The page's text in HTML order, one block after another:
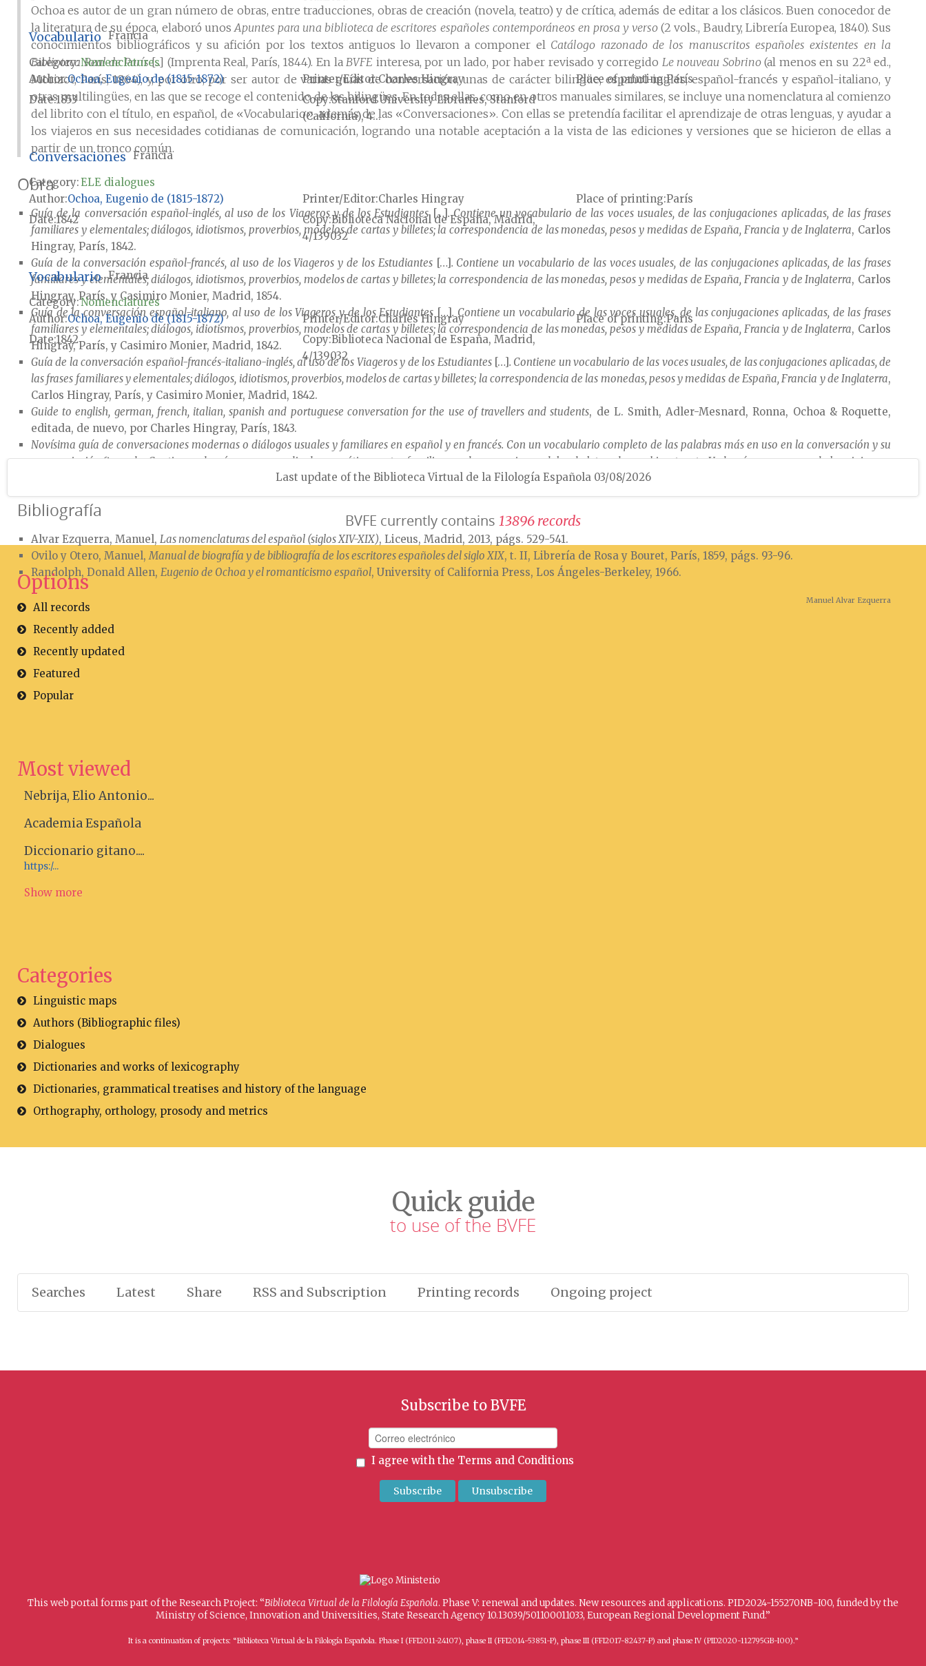
Ochoa es autor de un gran número de obras, entre traducciones, obras de creación (novela, teatro) y de crítica, además de editar a los clásicos. Buen conocedor de
la literatura de su época, elaboró unosApuntes para una biblioteca de escritores españoles contemporáneos en prosa y verso (2 vols., Baudry, Librería Europea, 1840). Sus
conocimientos bibliográficos y su afición por los textos antiguos lo llevaron a componer el Catálogo razonado de los manuscritos españoles existentes en la
Biblioteca Real de París[...] (Imprenta Real, París, 1844). En laBVFE interesa, por un lado, por haber revisado y corregido Le nouveau Sobrino(al menos en su 22ª ed.,
Morizot, París, 1864), y, por otro, por ser autor de varias guías de conversación, unas de carácter bilingüe, español-inglés, español-francés y español-italiano, y
otras multilingües, en las que se recoge el contenido de las bilingües. En todas ellas, como en otros manuales similares, se incluye una nomenclatura al comienzo
del librito con el título, en español, de «Vocabulario», además de las «Conversaciones». Con ellas se pretendía facilitar el aprendizaje de otras lenguas, y ayudar a
los viajeros en sus necesidades cotidianas de comunicación, logrando una notable aceptación a la vista de las ediciones y versiones que se hicieron de ellas a
partir de un tronco común.
Obra
Guía de la conversación español-inglés, al uso de los Viageros y de los Estudiantes[…]. Contiene un vocabulario de las voces usuales, de las conjugaciones aplicadas, de las frases
familiares y elementales; diálogos, idiotismos, proverbios, modelos de cartas y billetes; la correspondencia de las monedas, pesos y medidas de España, Francia y de Inglaterra, Carlos
Hingray, París, 1842.
Guía de la conversación español-francés, al uso de los Viageros y de los Estudiantes[…]. Contiene un vocabulario de las voces usuales, de las conjugaciones aplicadas, de las frases
familiares y elementales; diálogos, idiotismos, proverbios, modelos de cartas y billetes; la correspondencia de las monedas, pesos y medidas de España, Francia y de Inglaterra, Carlos
Hingray, París, y Casimiro Monier, Madrid, 1854.
Guía de la conversación español-italiano, al uso de los Viageros y de los Estudiantes […]. Contiene un vocabulario de las voces usuales, de las conjugaciones aplicadas, de las frases
familiares y elementales; diálogos, idiotismos, proverbios, modelos de cartas y billetes; la correspondencia de las monedas, pesos y medidas de España, Francia y de Inglaterra, Carlos
Hingray, París, y Casimiro Monier, Madrid, 1842.
Guía de la conversación español-francés-italiano-inglés, al uso de los Viageros y de los Estudiantes[…]. Contiene un vocabulario de las voces usuales, de las conjugaciones aplicadas, de
las frases familiares y elementales; diálogos, idiotismos, proverbios, modelos de cartas y billetes; la correspondencia de las monedas, pesos y medidas de España, Francia y de Inglaterra,
Carlos Hingray, París, y Casimiro Monier, Madrid, 1842.
Guide to english, german, french, italian, spanish and portuguese conversation for the use of travellers and students, de L. Smith, Adler-Mesnard, Ronna, Ochoa & Roquette,
editada, de nuevo, por Charles Hingray, París, 1843.
Novísima guía de conversaciones modernas o diálogos usuales y familiares en español y en francés. Con un vocabulario completo de las palabras más en uso en la conversación y su
pronunciación figurada. Contiene además un compendio de gramática, cartas familiares y de comercio, modelos de letras de cambio, etc., etc. Vademécum para uso de los viajeros y
personas que se dedican al estudio de ambas lenguas, Librería editorial de Bally-Ballière e hijos, París, s. f. [¿1900?].
Bibliografía
Alvar Ezquerra, Manuel, Las nomenclaturas del español (siglos XIV-XIX), Liceus, Madrid, 2013, págs. 529-541.
Ovilo y Otero, Manuel,Manual de biografía y de bibliografía de los escritores españoles del siglo XIX, t. II, Librería de Rosa y Bouret, París, 1859, págs. 93-96.
Randolph, Donald Allen, Eugenio de Ochoa y el romanticismo español, University of California Press, Los Ángeles-Berkeley, 1966.
Manuel Alvar Ezquerra
Vocabulario Francia
Category:Nomenclatures
Author Ochoa, Eugenio de (1815-1872) Printer/Editor Charles Hingray Place of printing París
Date1853 Copy Stanford University Libraries, Stanford
(California), 4...
Conversaciones Francia
Category:ELE dialogues
Author Ochoa, Eugenio de (1815-1872) Printer/Editor Charles Hingray Place of printing París
Date1842 Copy Biblioteca Nacional de España, Madrid,
4/139032
Vocabulario Francia
Category:Nomenclatures
Author Ochoa, Eugenio de (1815-1872) Printer/Editor Charles Hingray Place of printing París
Date1842 Copy Biblioteca Nacional de España, Madrid,
4/139032
Last update of the Biblioteca Virtual de la Filología Española 03/08/2026
BVFE currently contains 13896 records
Options
All records
Recently added
Recently updated
Featured
Popular
Most viewed
Nebrija, Elio Antonio...
Academia Española
Diccionario gitano....
https:/...
Show more
Categories
Linguistic maps
Authors (Bibliographic files)
Dialogues
Dictionaries and works of lexicography
Dictionaries, grammatical treatises and history of the language
Orthography, orthology, prosody and metrics
Quick guide
to use of the BVFE
Searches Latest Share RSS and Subscription Printing records Ongoing project
Subscribe to BVFE
I agree with the Terms and Conditions
This web portal forms part of the Research Project: “Biblioteca Virtual de la Filología Española. Phase V: renewal and updates. New resources and applications. PID2024-155270NB-I00, funded by the
Ministry of Science, Innovation and Universities, State Research Agency 10.13039/501100011033, European Regional Development Fund.”
It is a continuation of projects: “Biblioteca Virtual de la Filología Española. Phase I (FFI2011-24107), phase II (FFI2014-53851-P), phase III (FFI2017-82437-P) and phase IV (PID2020-112795GB-I00).”